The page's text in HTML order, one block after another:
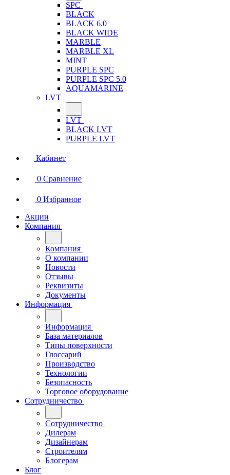
SPC
BLACK
BLACK 6.0
BLACK WIDE
MARBLE
MARBLE XL
MINT
PURPLE SPC
PURPLE SPC 5.0
AQUAMARINE
LVT
LVT
BLACK LVT
PURPLE LVT
Кабинет
0 Сравнение
0 Избранное
Акции
Компания
Компания
О компании
Новости
Отзывы
Реквизиты
Документы
Информация
Информация
База материалов
Типы поверхности
Глоссарий
Производство
Технологии
Безопасность
Торговое оборудование
Сотрудничество
Сотрудничество
Дилерам
Дизайнерам
Строителям
Блогерам
Блог